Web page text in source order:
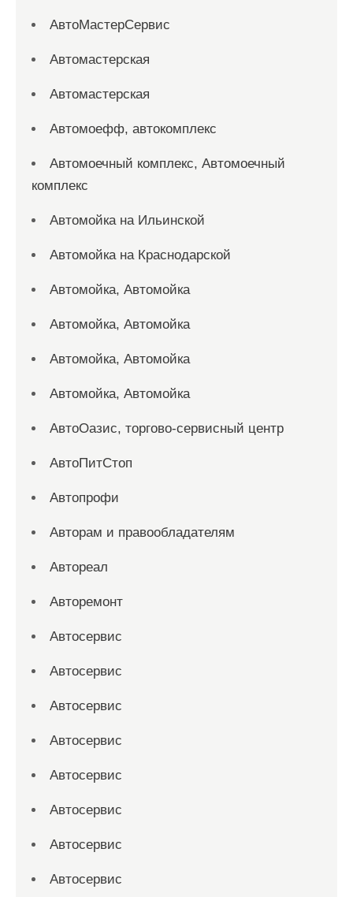
АвтоМастерСервис
Автомастерская
Автомастерская
Автомоефф, автокомплекс
Автомоечный комплекс, Автомоечный
комплекс
Автомойка на Ильинской
Автомойка на Краснодарской
Автомойка, Автомойка
Автомойка, Автомойка
Автомойка, Автомойка
Автомойка, Автомойка
АвтоОазис, торгово-сервисный центр
АвтоПитСтоп
Автопрофи
Авторам и правообладателям
Автореал
Авторемонт
Автосервис
Автосервис
Автосервис
Автосервис
Автосервис
Автосервис
Автосервис
Автосервис